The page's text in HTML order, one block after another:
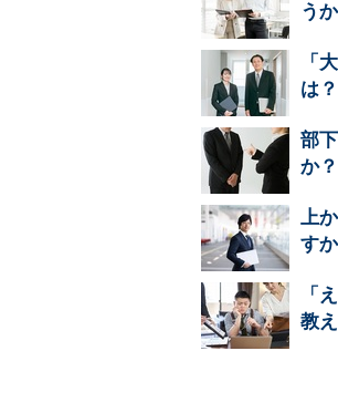
う
「
は？
部
か？
上
す
「
教